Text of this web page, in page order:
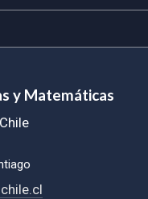
y Matemáticas